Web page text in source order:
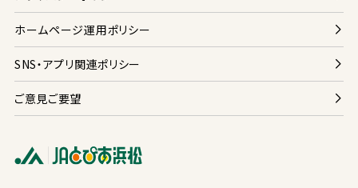
ホームページ運用ポリシー
SNS・アプリ関連ポリシー
ご意見ご要望